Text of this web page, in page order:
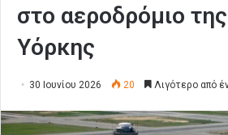
στο αεροδρόμιο
Υόρκης
30 Ιουνίου 2026 20 Λιγότερο από